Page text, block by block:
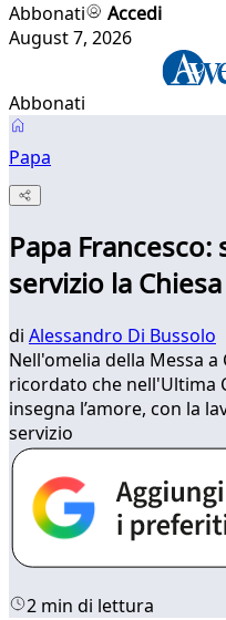
Abbonati
Accedi
August 7, 2026
Abbonati
Papa
Papa Francesco:
servizio la
di Alessandro Di Bussolo
Nell'omelia della Messa a
ricordato che nell'Ultima
insegna l’amore, con la
servizio
2 min di lettura